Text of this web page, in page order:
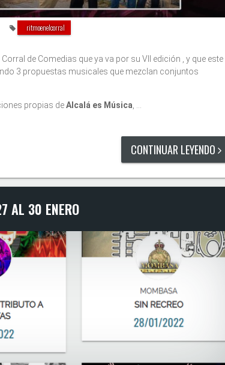
ritmoenelcorral
de Comedias que ya va por su VII edición , y que este
3 propuestas musicales que mezclan conjuntos
propias deAlcalá es Música, …
CONTINUAR LEYENDO
AL 30 ENERO